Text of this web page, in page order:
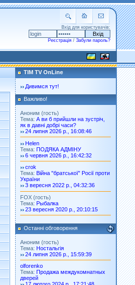
Вхід для користувачів:
Реєстрація / Забули пароль?
TIM TV OnLine
Дивимся тут!
Важливо!
Аноним (гость)
Тема: А ви б прийшли на зустріч,
як в давні добрі часи?
24 липня 2026 р., 16:08:46
Helen
Тема: ПОДЯКА АДМІНУ
6 червня 2026 р., 16:42:32
crok
Тема: Війна "братської" Росії проти
України
3 вересня 2022 р., 04:32:36
FOX (гость)
Тема: Рыбалка
23 вересня 2020 р., 20:10:15
Останні обговорення
Аноним (гость)
Тема: Ностальгія
24 липня 2026 р., 15:59:39
olforenko
Тема: Продажа междукомнатных
дверей